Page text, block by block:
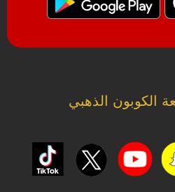
الكوبون الذهبي